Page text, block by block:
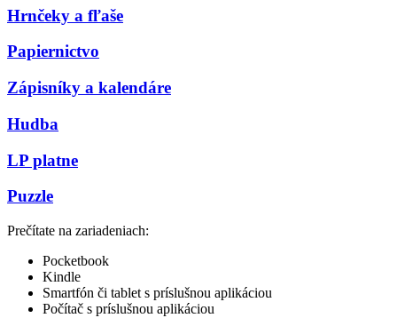
Hrnčeky a fľaše
Papiernictvo
Zápisníky a kalendáre
Hudba
LP platne
Puzzle
Prečítate na zariadeniach:
Pocketbook
Kindle
Smartfón či tablet s príslušnou aplikáciou
Počítač s príslušnou aplikáciou